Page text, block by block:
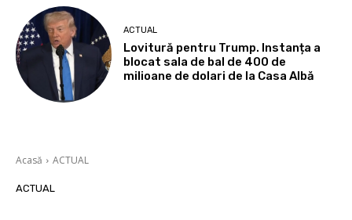
ACTUAL
Lovitură pentru Trump. Instanța a
blocat sala de bal de 400 de
milioane de dolari de la Casa Albă